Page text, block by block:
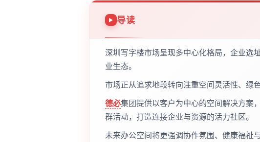
导读
深圳写字楼市场呈现多中心化格局，企业选
业生态。
市场正从追求地段转向注重空间灵活性、绿
德必集团提供以客户为中心的空间解决方案
群活动，打造连接企业与资源的活力社区。
未来办公空间将更强调协作氛围、健康福祉